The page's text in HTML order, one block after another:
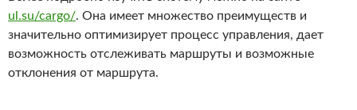
ul.su/cargo/. Она имеет множество преимуществ и
значительно оптимизирует процесс управления, дает
возможность отслеживать маршруты и возможные
отклонения от маршрута.